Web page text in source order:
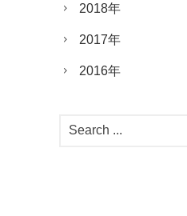
2018年
2017年
2016年